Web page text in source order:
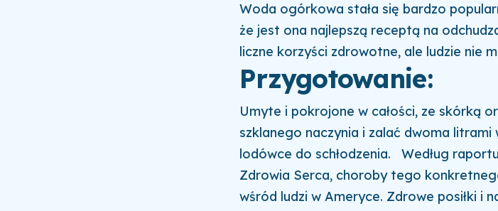
Woda ogórkowa stała się bardzo
że jest ona najlepszą receptą na
liczne korzyści zdrowotne, ale ludzie nie
Przygotowanie:
Umyte i pokrojone w całości, ze skórką
szklanego naczynia i zalać dwoma litrami
lodówce do schłodzenia. Według
Zdrowia Serca, choroby tego
wśród ludzi w Ameryce. Zdrowe posiłki i